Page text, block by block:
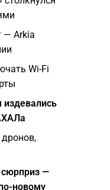
— Arkia
Wi-Fi
—
новому